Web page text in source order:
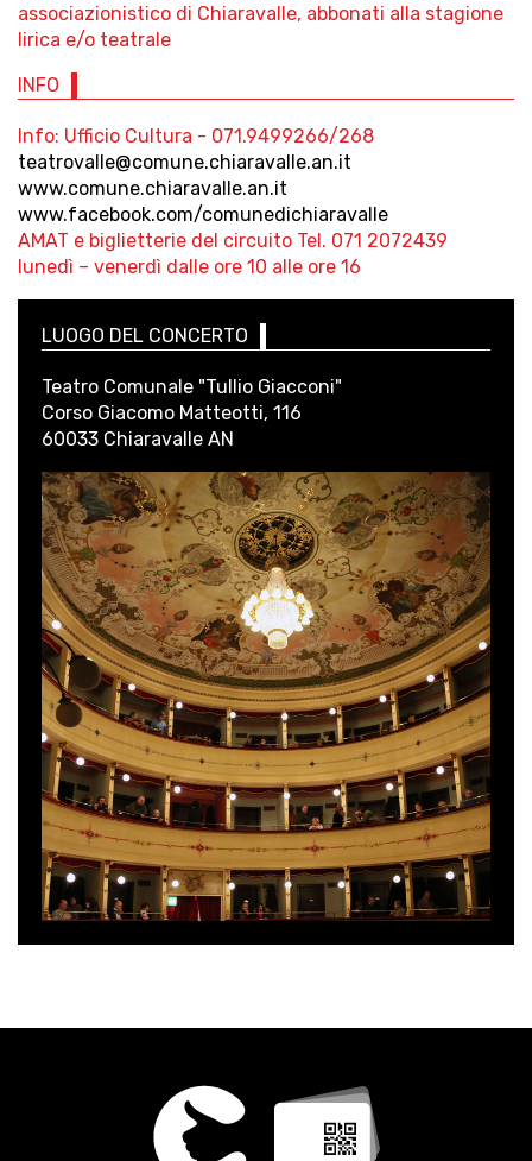
associazionistico di Chiaravalle, abbonati alla stagione
lirica e/o teatrale
INFO
Info: Ufficio Cultura - 071.9499266/268
teatrovalle@comune.chiaravalle.an.it
www.comune.chiaravalle.an.it
www.facebook.com/comunedichiaravalle
AMAT e biglietterie del circuito Tel. 071 2072439
lunedì – venerdì dalle ore 10 alle ore 16
LUOGO DEL CONCERTO
Teatro Comunale "Tullio Giacconi"
Corso Giacomo Matteotti, 116
60033 Chiaravalle AN